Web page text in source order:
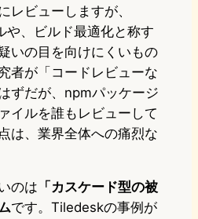
レビューしますが、
や、ビルド最適化と称す
いの目を向けにくいもの
者が「コードレビューな
ずだが、npmパッケージ
イルを誰もレビューして
は、業界全体への痛烈な
のは 「カスケード型の被
です。Tiledeskの事例が